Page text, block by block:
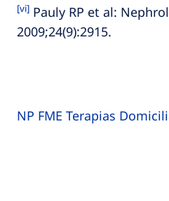
[vi] Pauly RP et al:
2009;24(9):2915.
NP FME Terapias